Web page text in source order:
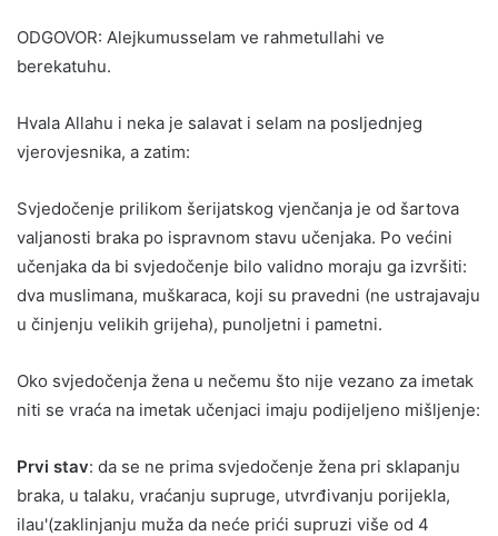
ODGOVOR: Alejkumusselam ve rahmetullahi ve
berekatuhu.
Hvala Allahu i neka je salavat i selam na posljednjeg
vjerovjesnika, a zatim:
Svjedočenje prilikom šerijatskog vjenčanja je od šartova
valjanosti braka po ispravnom stavu učenjaka. Po većini
učenjaka da bi svjedočenje bilo validno moraju ga izvršiti:
dva muslimana, muškaraca, koji su pravedni (ne ustrajavaju
u činjenju velikih grijeha), punoljetni i pametni.
Oko svjedočenja žena u nečemu što nije vezano za imetak
niti se vraća na imetak učenjaci imaju podijeljeno mišljenje:
Prvi stav: da se ne prima svjedočenje žena pri sklapanju
braka, u talaku, vraćanju supruge, utvrđivanju porijekla,
ilau'(zaklinjanju muža da neće prići supruzi više od 4